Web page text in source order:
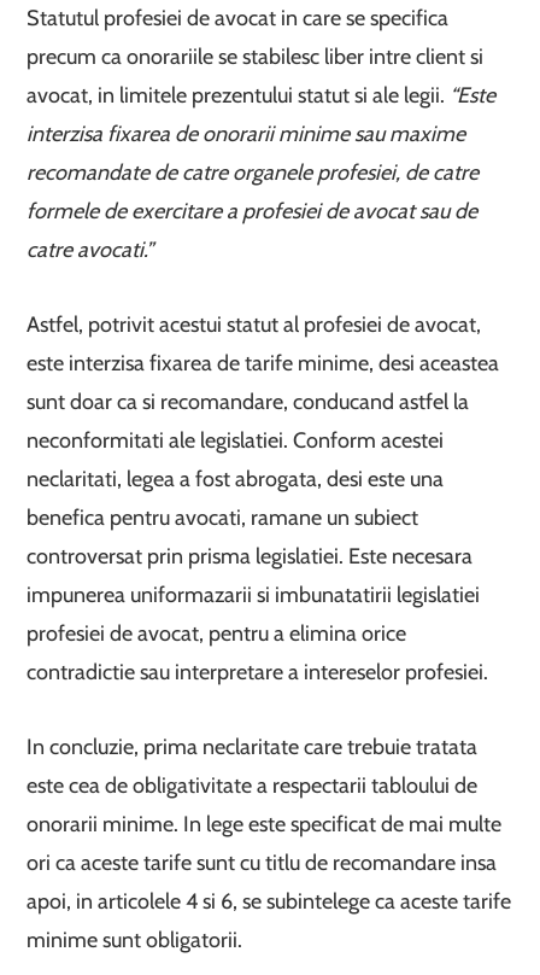
Statutul profesiei de avocat in care se specifica
precum ca onorariile se stabilesc liber intre client si
avocat, in limitele prezentului statut si ale legii. “Este
interzisa fixarea de onorarii minime sau maxime
recomandate de catre organele profesiei, de catre
formele de exercitare a profesiei de avocat sau de
catre avocati.”
Astfel, potrivit acestui statut al profesiei de avocat,
este interzisa fixarea de tarife minime, desi aceastea
sunt doar ca si recomandare, conducand astfel la
neconformitati ale legislatiei. Conform acestei
neclaritati, legea a fost abrogata, desi este una
benefica pentru avocati, ramane un subiect
controversat prin prisma legislatiei. Este necesara
impunerea uniformazarii si imbunatatirii legislatiei
profesiei de avocat, pentru a elimina orice
contradictie sau interpretare a intereselor profesiei.
In concluzie, prima neclaritate care trebuie tratata
este cea de obligativitate a respectarii tabloului de
onorarii minime. In lege este specificat de mai multe
ori ca aceste tarife sunt cu titlu de recomandare insa
apoi, in articolele 4 si 6, se subintelege ca aceste tarife
minime sunt obligatorii.